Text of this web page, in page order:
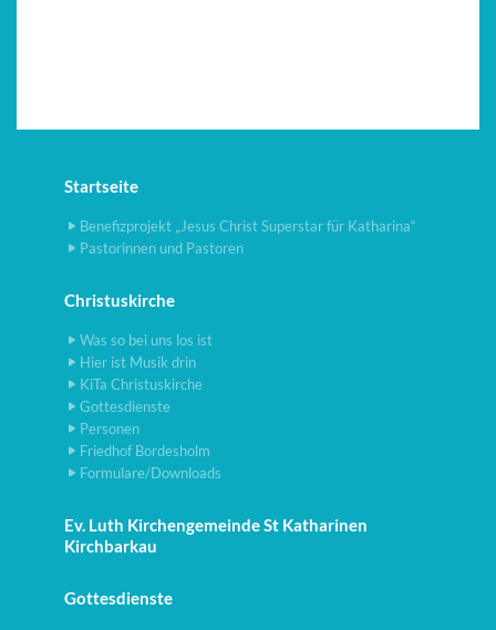
Startseite
Benefizprojekt „Jesus Christ Superstar für Katharina“
Pastorinnen und Pastoren
Christuskirche
Was so bei uns los ist
Hier ist Musik drin
KiTa Christuskirche
Gottesdienste
Personen
Friedhof Bordesholm
Formulare/Downloads
Ev. Luth Kirchengemeinde St Katharinen
Kirchbarkau
Gottesdienste